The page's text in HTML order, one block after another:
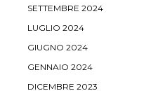
SETTEMBRE 2024
LUGLIO 2024
GIUGNO 2024
GENNAIO 2024
DICEMBRE 2023